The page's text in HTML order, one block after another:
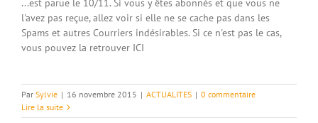
...est parue le 10/11. Si vous y êtes abonnés et que vous ne
l'avez pas reçue, allez voir si elle ne se cache pas dans les
Spams et autres Courriers indésirables. Si ce n'est pas le cas,
vous pouvez la retrouver ICI
Par Sylvie | 16 novembre 2015 | ACTUALITES | 0 commentaire
Lire la suite